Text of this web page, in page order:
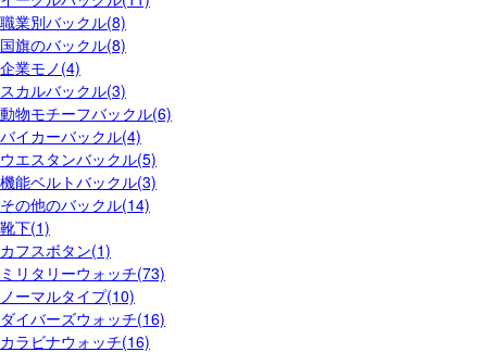
職業別バックル(8)
国旗のバックル(8)
企業モノ(4)
スカルバックル(3)
動物モチーフバックル(6)
バイカーバックル(4)
ウエスタンバックル(5)
機能ベルトバックル(3)
その他のバックル(14)
靴下(1)
カフスボタン(1)
ミリタリーウォッチ(73)
ノーマルタイプ(10)
ダイバーズウォッチ(16)
カラビナウォッチ(16)